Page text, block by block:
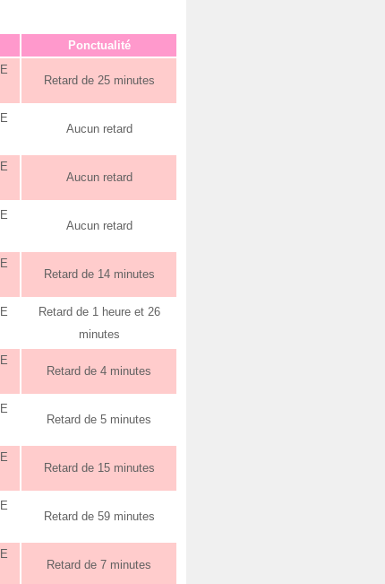
Ponctualité
Retard de 25 minutes
Aucun retard
Aucun retard
Aucun retard
Retard de 14 minutes
Retard de 1 heure et 26
minutes
Retard de 4 minutes
Retard de 5 minutes
Retard de 15 minutes
Retard de 59 minutes
Retard de 7 minutes